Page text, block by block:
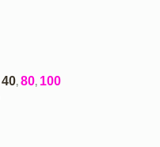
40, 80, 100